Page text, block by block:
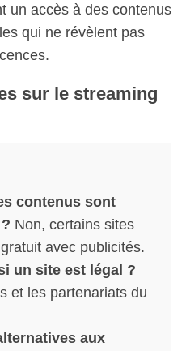
un accès à des contenus
qui ne révèlent pas
sur le streaming
contenus sont
Non, certains sites
avec publicités.
un site est légal ?
et les partenariats du
aux